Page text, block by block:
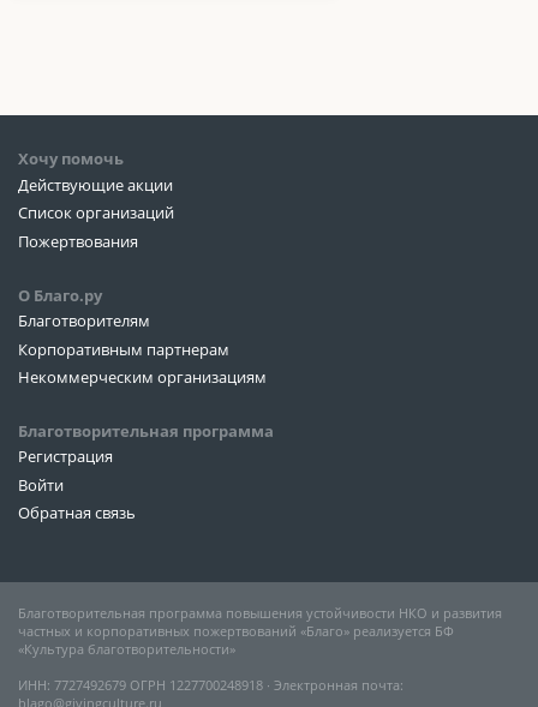
Хочу помочь
Действующие акции
Список организаций
Пожертвования
О Благо.ру
Благотворителям
Корпоративным партнерам
Некоммерческим организациям
Благотворительная программа
Регистрация
Войти
Обратная связь
Благотворительная программа повышения устойчивости НКО и развития
частных и корпоративных пожертвований «Благо» реализуется БФ
«Культура благотворительности»
ИНН: 7727492679 ОГРН 1227700248918 ∙ Электронная почта:
blago@givingculture.ru